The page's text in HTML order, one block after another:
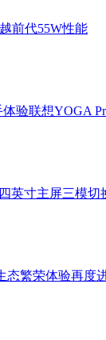
前代55W性能
验联想YOGA
英寸主屏三模切
态繁荣体验再度